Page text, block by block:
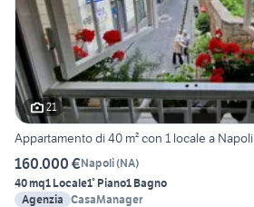
21
Appartamento di 40 m² con 1 locale a Napoli
160.000 €Napoli(NA)
40 mq1 Locale1° Piano1 Bagno
Agenzia CasaManager